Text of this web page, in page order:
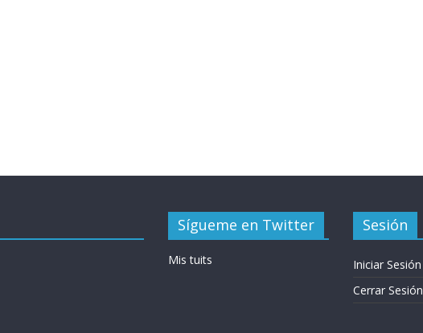
Sígueme en Twitter
Mis tuits
Sesión
Iniciar Sesión
Cerrar Sesión